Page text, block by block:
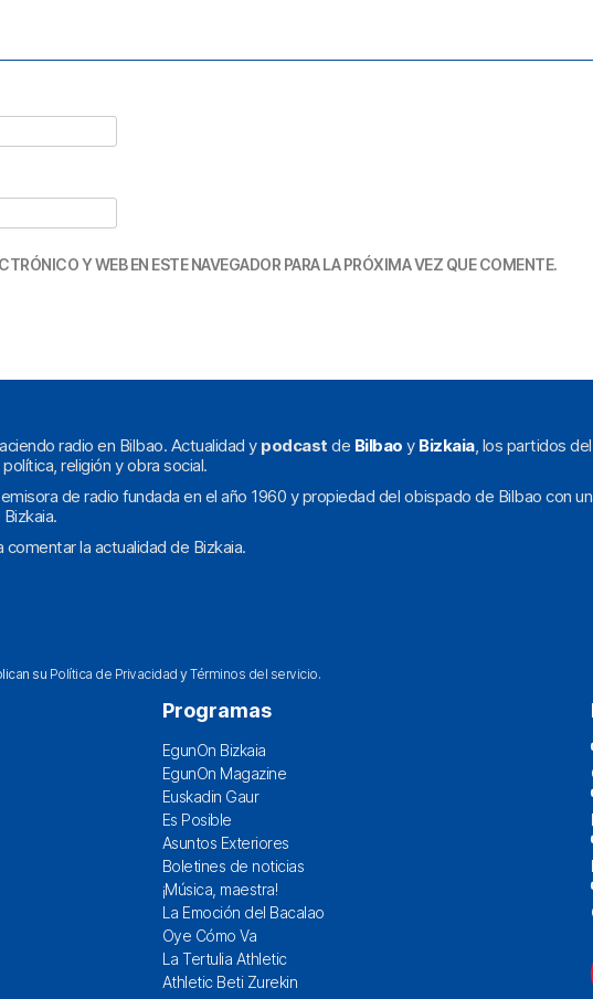
Y WEB EN ESTE NAVEGADOR PARA LA PRÓXIMA VEZ QUE COMENTE.
radio en Bilbao. Actualidad y podcast de Bilbao y Bizkaia, los partidos
religión y obra social.
de radio fundada en el año 1960 y propiedad del obispado de Bilbao con
comentar la actualidad de Bizkaia.
su Política de Privacidad yTérminos del servicio.
Programas
EgunOn Bizkaia
EgunOn Magazine
Euskadin Gaur
Es Posible
Asuntos Exteriores
Boletines de noticias
¡Música, maestra!
La Emoción del Bacalao
Oye Cómo Va
La Tertulia Athletic
Athletic Beti Zurekin